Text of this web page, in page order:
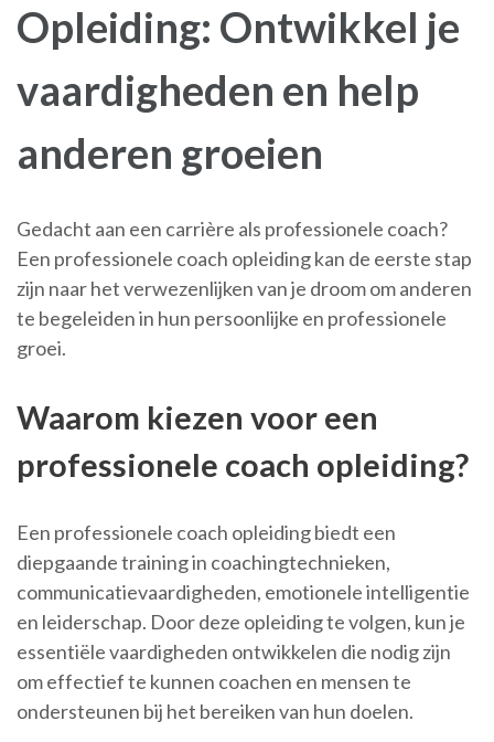
Opleiding: Ontwikkel je
vaardigheden en help
anderen groeien
Gedacht aan een carrière als professionele coach?
Een professionele coach opleiding kan de eerste stap
zijn naar het verwezenlijken van je droom om anderen
te begeleiden in hun persoonlijke en professionele
groei.
Waarom kiezen voor een
professionele coach opleiding?
Een professionele coach opleiding biedt een
diepgaande training in coachingtechnieken,
communicatievaardigheden, emotionele intelligentie
en leiderschap. Door deze opleiding te volgen, kun je
essentiële vaardigheden ontwikkelen die nodig zijn
om effectief te kunnen coachen en mensen te
ondersteunen bij het bereiken van hun doelen.